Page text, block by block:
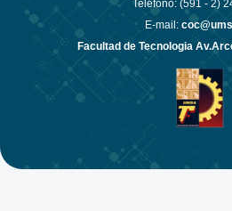
Teléfono: (591 - 2)
E-mail:
Facultad de Tecnologia